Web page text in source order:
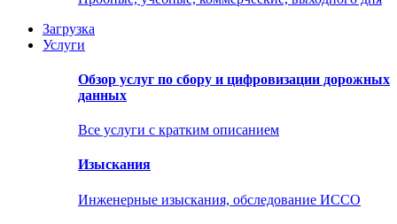
Загрузка
Услуги
Обзор услуг по сбору и цифровизации дорожных
данных
Все услуги с кратким описанием
Изыскания
Инженерные изыскания, обследование ИССО